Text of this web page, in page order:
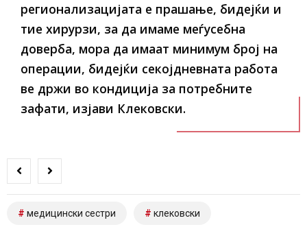
регионализацијата е прашање, бидејќи и
тие хирурзи, за да имаме меѓусебна
доверба, мора да имаат минимум број на
операции, бидејќи секојдневната работа
ве држи во кондиција за потребните
зафати, изјави Клековски.
медицински сестри клековски